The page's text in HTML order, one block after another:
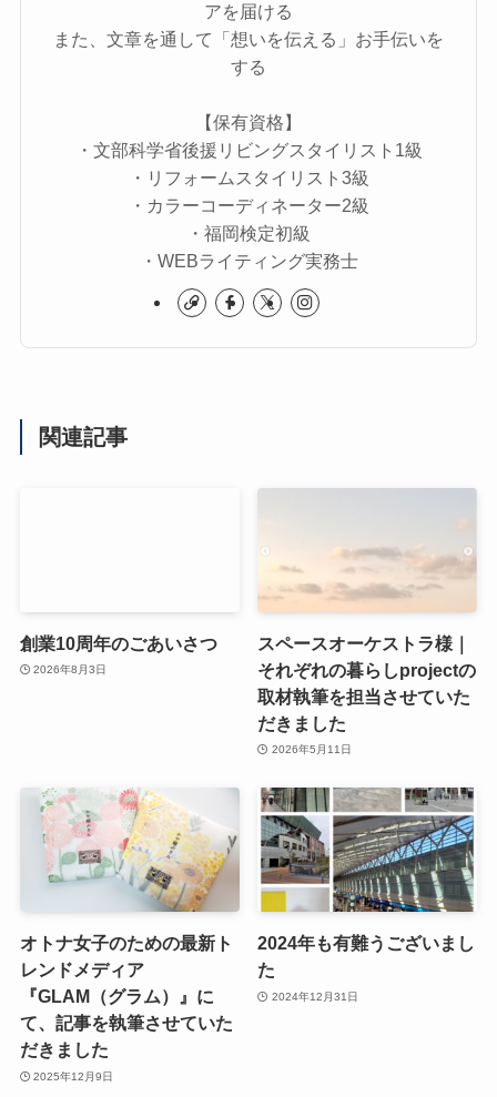
アを届ける
また、文章を通して「想いを伝える」お手伝いを
する
【保有資格】
・文部科学省後援リビングスタイリスト1級
・リフォームスタイリスト3級
・カラーコーディネーター2級
・福岡検定初級
・WEBライティング実務士
関連記事
創業10周年のごあいさつ
2026年8月3日
スペースオーケストラ様｜
それぞれの暮らしprojectの
取材執筆を担当させていた
だきました
2026年5月11日
オトナ女子のための最新ト
レンドメディア
『GLAM（グラム）』に
て、記事を執筆させていた
だきました
2025年12月9日
2024年も有難うございまし
た
2024年12月31日